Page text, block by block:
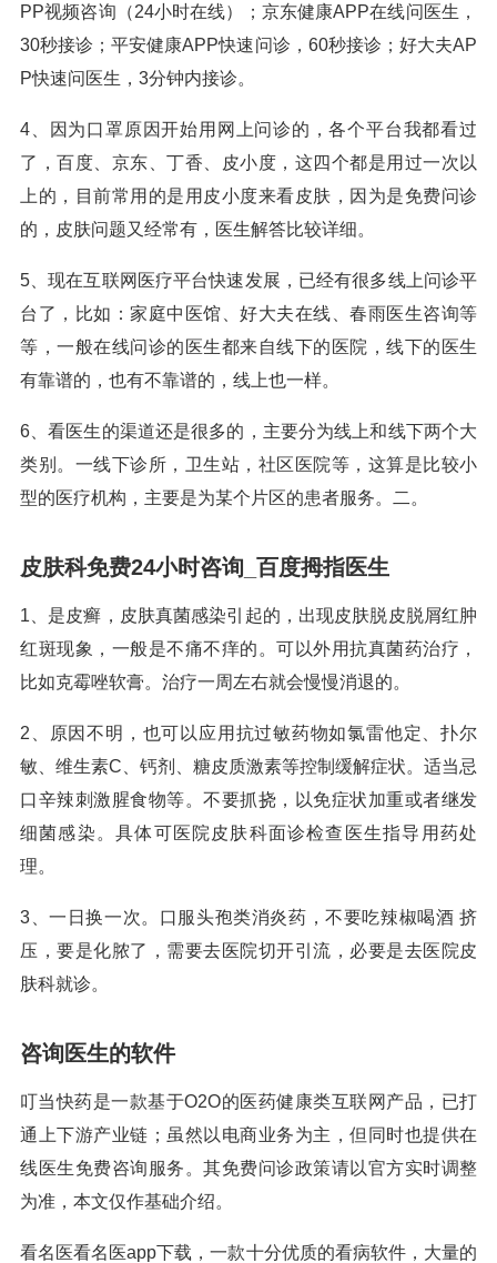
PP视频咨询（24小时在线）；京东健康APP在线问医生，
30秒接诊；平安健康APP快速问诊，60秒接诊；好大夫AP
P快速问医生，3分钟内接诊。
4、因为口罩原因开始用网上问诊的，各个平台我都看过
了，百度、京东、丁香、皮小度，这四个都是用过一次以
上的，目前常用的是用皮小度来看皮肤，因为是免费问诊
的，皮肤问题又经常有，医生解答比较详细。
5、现在互联网医疗平台快速发展，已经有很多线上问诊平
台了，比如：家庭中医馆、好大夫在线、春雨医生咨询等
等，一般在线问诊的医生都来自线下的医院，线下的医生
有靠谱的，也有不靠谱的，线上也一样。
6、看医生的渠道还是很多的，主要分为线上和线下两个大
类别。一线下诊所，卫生站，社区医院等，这算是比较小
型的医疗机构，主要是为某个片区的患者服务。二。
皮肤科免费24小时咨询_百度拇指医生
1、是皮癣，皮肤真菌感染引起的，出现皮肤脱皮脱屑红肿
红斑现象，一般是不痛不痒的。可以外用抗真菌药治疗，
比如克霉唑软膏。治疗一周左右就会慢慢消退的。
2、原因不明，也可以应用抗过敏药物如氯雷他定、扑尔
敏、维生素C、钙剂、糖皮质激素等控制缓解症状。适当忌
口辛辣刺激腥食物等。不要抓挠，以免症状加重或者继发
细菌感染。具体可医院皮肤科面诊检查医生指导用药处
理。
3、一日换一次。口服头孢类消炎药，不要吃辣椒喝酒 挤
压，要是化脓了，需要去医院切开引流，必要是去医院皮
肤科就诊。
咨询医生的软件
叮当快药是一款基于O2O的医药健康类互联网产品，已打
通上下游产业链；虽然以电商业务为主，但同时也提供在
线医生免费咨询服务。其免费问诊政策请以官方实时调整
为准，本文仅作基础介绍。
看名医看名医app下载，一款十分优质的看病软件，大量的